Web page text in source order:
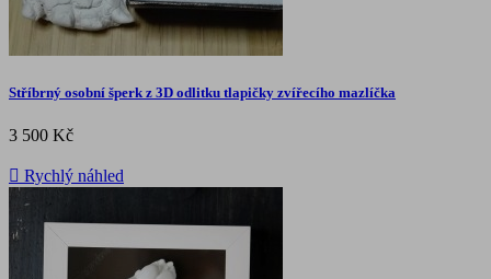
Stříbrný osobní šperk z 3D odlitku tlapičky zvířecího mazlíčka
3 500 Kč
 Rychlý náhled